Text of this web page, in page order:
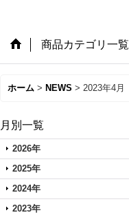
商品カテゴリ一覧
ホーム > NEWS > 2023年4月
月別一覧
2026年
2025年
2024年
2023年